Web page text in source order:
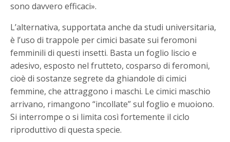
sono davvero efficaci».
L’alternativa, supportata anche da studi universitaria,
è l’uso di trappole per cimici basate sui feromoni
femminili di questi insetti. Basta un foglio liscio e
adesivo, esposto nel frutteto, cosparso di feromoni,
cioè di sostanze segrete da ghiandole di cimici
femmine, che attraggono i maschi. Le cimici maschio
arrivano, rimangono “incollate” sul foglio e muoiono.
Si interrompe o si limita così fortemente il ciclo
riproduttivo di questa specie.